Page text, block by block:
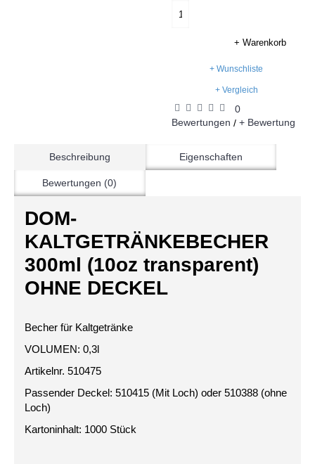
+ Warenkorb
+ Wunschliste
+ Vergleich
0
Bewertungen / + Bewertung
Beschreibung Eigenschaften
Bewertungen (0)
DOM-
KALTGETRÄNKEBECHER
300ml (10oz transparent)
OHNE DECKEL
Becher für Kaltgetränke
VOLUMEN: 0,3l
Artikelnr. 510475
Passender Deckel: 510415 (Mit Loch) oder 510388 (ohne
Loch)
Kartoninhalt: 1000 Stück